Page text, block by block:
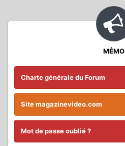
MÉMO
Charte générale du Forum
Site magazinevideo.com
Mot de passe oublié ?